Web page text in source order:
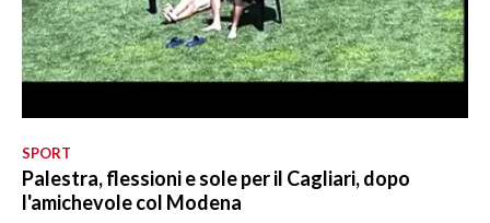
SPORT
Palestra, flessioni e sole per il Cagliari, dopo
l'amichevole col Modena